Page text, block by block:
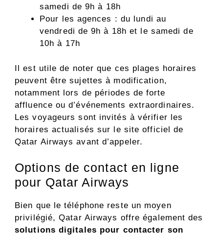
samedi de 9h à 18h
Pour les agences : du lundi au
vendredi de 9h à 18h et le samedi de
10h à 17h
Il est utile de noter que ces plages horaires
peuvent être sujettes à modification,
notamment lors de périodes de forte
affluence ou d’événements extraordinaires.
Les voyageurs sont invités à vérifier les
horaires actualisés sur le site officiel de
Qatar Airways avant d’appeler.
Options de contact en ligne
pour Qatar Airways
Bien que le téléphone reste un moyen
privilégié, Qatar Airways offre également des
solutions digitales pour contacter son